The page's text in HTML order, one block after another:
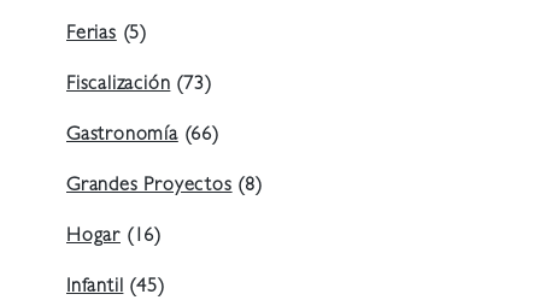
Ferias(5)
Fiscalización(73)
Gastronomía(66)
Grandes Proyectos(8)
Hogar (16)
Infantil(45)